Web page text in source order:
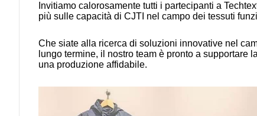
Invitiamo calorosamente tutti i partecipanti a
più sulle capacità di CJTI nel campo dei tessuti
Che siate alla ricerca di soluzioni innovative nel
lungo termine, il nostro team è pronto a supportare
una produzione affidabile.